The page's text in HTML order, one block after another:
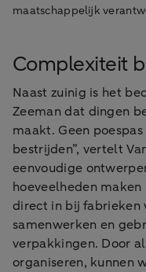
maatschappelijk
Complexiteit
Naast zuinig is het
Zeeman dat dingen
maakt. Geen
bestrijden”, vertelt
eenvoudige
hoeveelheden
direct in bij fabrieken
samenwerken en
verpakkingen. Door
organiseren, kunnen